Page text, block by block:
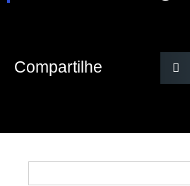
Compartilhe